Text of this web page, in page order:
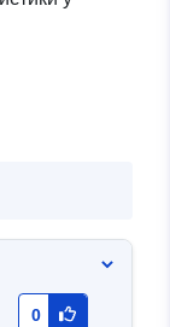
0